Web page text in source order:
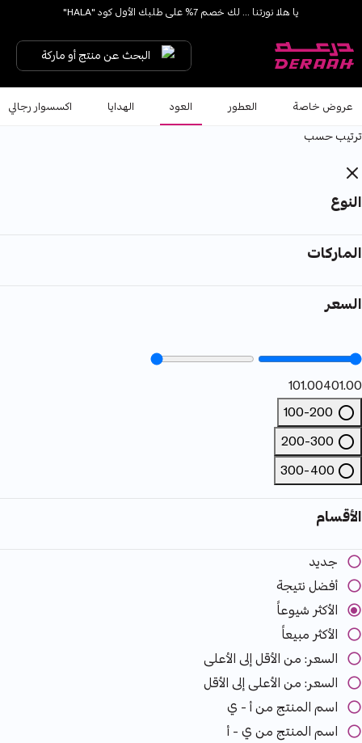
يا هلا نورتنا ... لك خصم 7% على طلبك الأول كود "HALA"
البحث عن منتج أو ماركة
عروض خاصة العطور العود الهدايا اكسسوار رجالي
ترتيب حسب
النوع
الماركات
السعر
101.00401.00
100-200
Refine by السعر: 100-200
200-300
Refine by السعر: 200-300
300-400
الأقسام
جديد
أفضل نتيجة
الأكثر شيوعاً
الأكثر مبيعاً
السعر: من الأقل إلى الأعلى
السعر: من الأعلى إلى الأقل
اسم المنتج من أ - ي
اسم المنتج من ي - أ